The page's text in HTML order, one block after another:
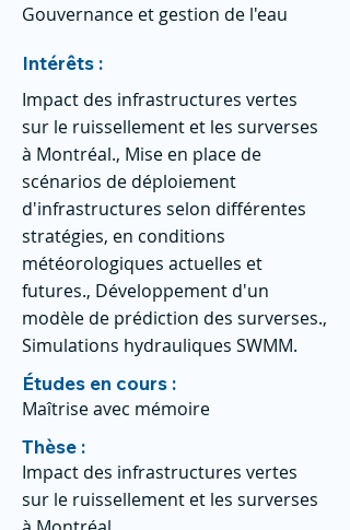
Gouvernance et gestion de l'eau
Intérêts :
Impact des infrastructures vertes
sur le ruissellement et les surverses
à Montréal., Mise en place de
scénarios de déploiement
d'infrastructures selon différentes
stratégies, en conditions
météorologiques actuelles et
futures., Développement d'un
modèle de prédiction des surverses.,
Simulations hydrauliques SWMM.
Études en cours :
Maîtrise avec mémoire
Thèse :
Impact des infrastructures vertes
sur le ruissellement et les surverses